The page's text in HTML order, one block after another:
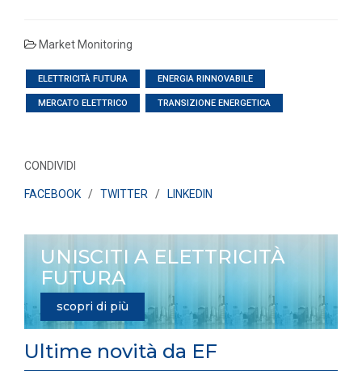
Market Monitoring
ELETTRICITÀ FUTURA ENERGIA RINNOVABILE
MERCATO ELETTRICO TRANSIZIONE ENERGETICA
CONDIVIDI
FACEBOOK / TWITTER / LINKEDIN
UNISCITI A ELETTRICITÀ
FUTURA
scopri di più
Ultime novità da EF